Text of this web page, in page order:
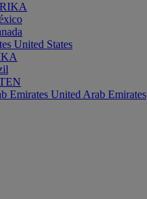
United States
United Arab Emirates